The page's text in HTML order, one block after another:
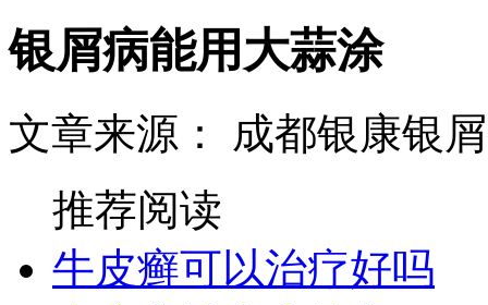
银屑病能用大蒜涂
文章来源： 成都银康银
推荐阅读
牛皮癣可以治疗好吗